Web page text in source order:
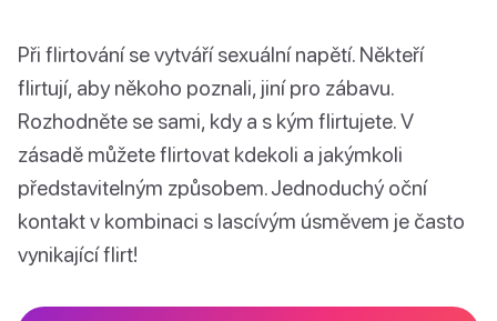
Při flirtování se vytváří sexuální napětí. Někteří
flirtují, aby někoho poznali, jiní pro zábavu.
Rozhodněte se sami, kdy a s kým flirtujete. V
zásadě můžete flirtovat kdekoli a jakýmkoli
představitelným způsobem. Jednoduchý oční
kontakt v kombinaci s lascívým úsměvem je často
vynikající flirt!